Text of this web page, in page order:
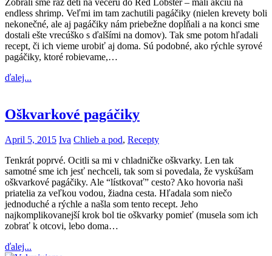
endless shrimp. Veľmi im tam zachutili pagáčiky (nielen krevety boli
nekonečné, ale aj pagáčiky nám priebežne dopĺňali a na konci sme
dostali ešte vrecúško s ďalšími na domov). Tak sme potom hľadali
recept, či ich vieme urobiť aj doma. Sú podobné, ako rýchle syrové
pagáčiky, ktoré robievame,…
ďalej...
Oškvarkové pagáčiky
April 5, 2015 Iva Chlieb a pod, Recepty
Tenkrát poprvé. Ocitli sa mi v chladničke oškvarky. Len tak
samotné sme ich jesť nechceli, tak som si povedala, že vyskúšam
oškvarkové pagáčiky. Ale “lístkovať” cesto? Ako hovoria naši
priatelia za veľkou vodou, žiadna cesta. Hľadala som niečo
jednoduché a rýchle a našla som tento recept. Jeho
najkomplikovanejší krok bol tie oškvarky pomieť (musela som ich
zobrať k otcovi, lebo doma…
ďalej...